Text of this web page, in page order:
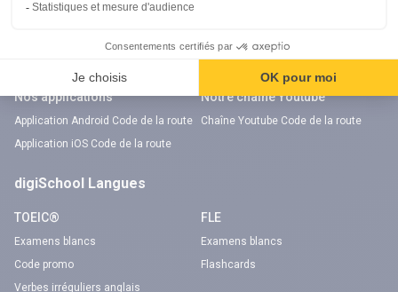
Code bateau
Nos applications
Application Android Code de la route
Application iOS Code de la route
Notre chaîne Youtube
Chaîne Youtube Code de la route
digiSchool Langues
TOEIC®
Examens blancs
Code promo
Verbes irréguliers anglais
FLE
Examens blancs
Flashcards